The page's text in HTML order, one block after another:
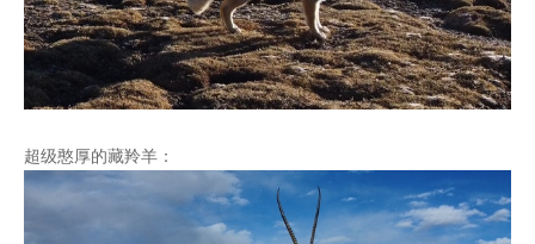
超级憨厚的藏羚羊：